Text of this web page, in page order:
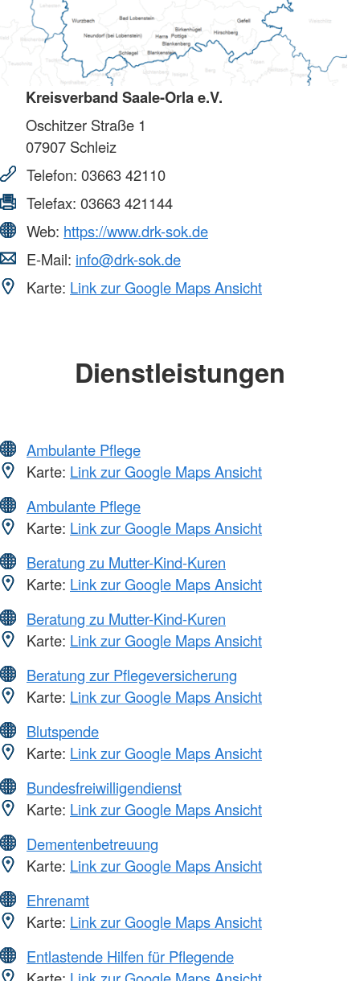
Kreisverband Saale-Orla e.V.
Oschitzer Straße 1
07907 Schleiz
Telefon: 03663 42110
Telefax: 03663 421144
Web: https://www.drk-sok.de
E-Mail: info@drk-sok.de
Karte: Link zur Google Maps Ansicht
Dienstleistungen
Ambulante Pflege
Karte: Link zur Google Maps Ansicht
Ambulante Pflege
Karte: Link zur Google Maps Ansicht
Beratung zu Mutter-Kind-Kuren
Karte: Link zur Google Maps Ansicht
Beratung zu Mutter-Kind-Kuren
Karte: Link zur Google Maps Ansicht
Beratung zur Pflegeversicherung
Karte: Link zur Google Maps Ansicht
Blutspende
Karte: Link zur Google Maps Ansicht
Bundesfreiwilligendienst
Karte: Link zur Google Maps Ansicht
Dementenbetreuung
Karte: Link zur Google Maps Ansicht
Ehrenamt
Karte: Link zur Google Maps Ansicht
Entlastende Hilfen für Pflegende